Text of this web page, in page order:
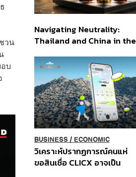
วน
บ
Navigating Neutrality:
Thailand and China in the
Order
BUSINESS/ ECONOMIC
วิเคราะห์ปรากฏการณ์คนแห่
ขอสินเชื่อ CLICX อาจเป็น